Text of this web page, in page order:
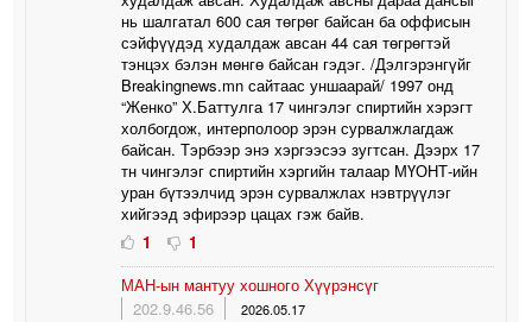
нь шалгатал 600 сая төгрөг байсан ба оффисын
сэйфүүдэд худалдаж авсан 44 сая төгрөгтэй
тэнцэх бэлэн мөнгө байсан гэдэг. /Дэлгэрэнгүйг
Breakingnews.mn сайтаас уншаарай/ 1997 онд
“Женко” Х.Баттулга 17 чингэлэг спиртийн хэрэгт
холбогдож, интерполоор эрэн сурвалжлагдаж
байсан. Тэрбээр энэ хэргээсээ зугтсан. Дээрх 17
тн чингэлэг спиртийн хэргийн талаар МҮОНТ-ийн
уран бүтээлчид эрэн сурвалжлах нэвтрүүлэг
хийгээд эфирээр цацах гэж байв.
1
1
МАН-ын мантуу хошного Хүүрэнсүг
202.9.46.56
2026.05.17